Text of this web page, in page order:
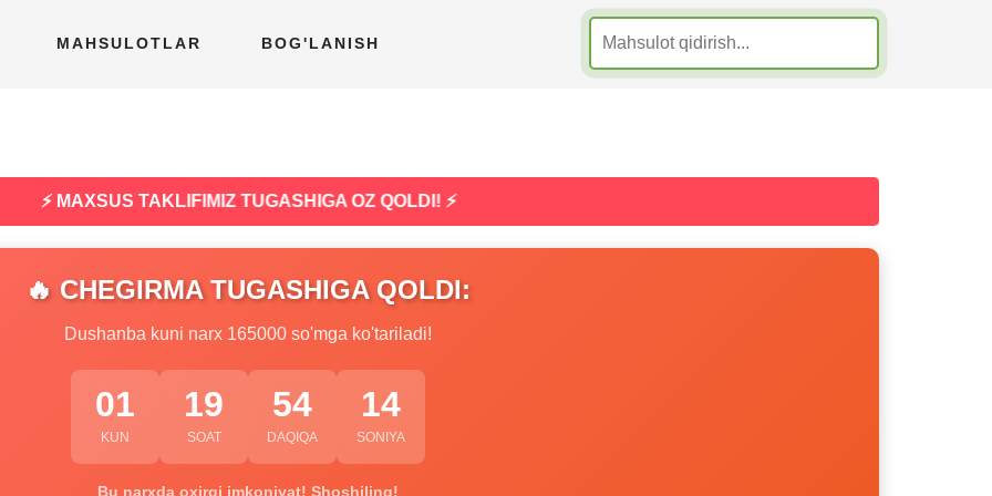
MAHSULOTLAR BOG'LANISH
⚡ MAXSUS TAKLIFIMIZ TUGASHIGA OZ QOLDI! ⚡
🔥 CHEGIRMA TUGASHIGA QOLDI:
Dushanba kuni narx 165000 so'mga ko'tariladi!
01
KUN
19
SOAT
54
DAQIQA
13
SONIYA
Bu narxda oxirgi imkoniyat! Shoshiling!